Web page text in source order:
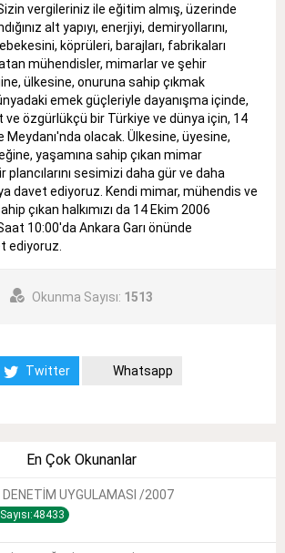
vergileriniz ile eğitim almış, üzerinde
alt yapıyı, enerjiyi, demiryollarını,
köprüleri, barajları, fabrikaları
mühendisler, mimarlar ve şehir
ülkesine, onuruna sahip çıkmak
emek güçleriyle dayanışma içinde,
ve özgürlükçü bir Türkiye ve dünya için, 14
Meydanı'nda olacak. Ülkesine, üyesine,
yaşamına sahip çıkan mimar
plancılarını sesimizi daha gür ve daha
davet ediyoruz. Kendi mimar, mühendis ve
çıkan halkımızı da 14 Ekim 2006
10:00'da Ankara Garı önünde
ediyoruz.
Okunma Sayısı: 1513
Twitter
Whatsapp
En Çok Okunanlar
DENETİM UYGULAMASI /2007